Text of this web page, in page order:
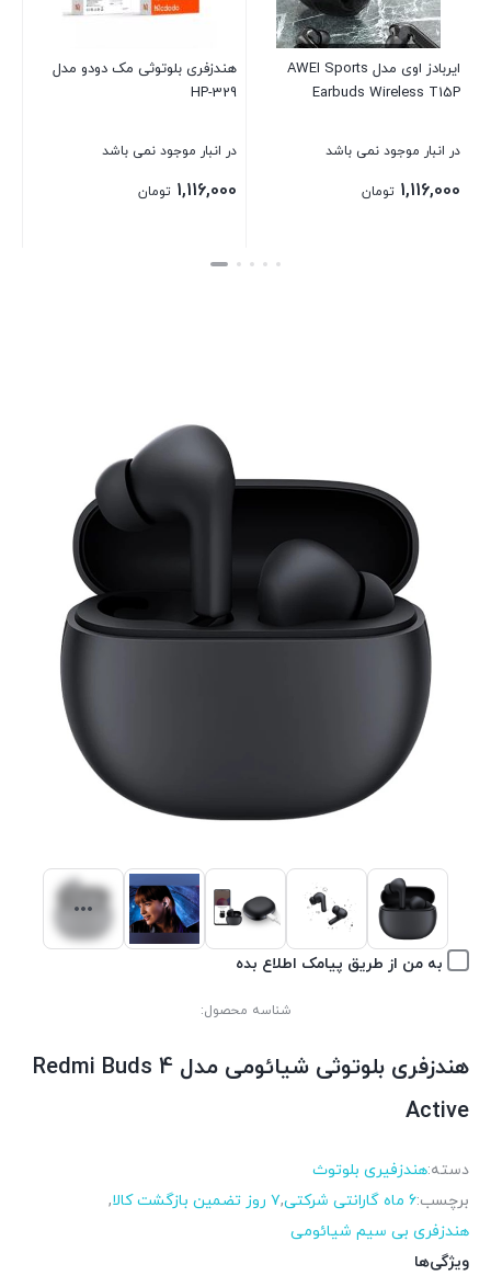
ایربادز اوی مدل AWEI Sports
Earbuds Wireless T15P
در انبار موجود نمی باشد
1,116,000 تومان
هندزفری بلوتوثی مک دودو مدل
HP-329
در انبار موجود نمی باشد
1,116,000 تومان
بستن
به من از طریق پیامک اطلاع بده
شناسه محصول:
هندزفری بلوتوثی شیائومی مدل Redmi Buds 4
Active
دسته:هندزفیری بلوتوث
برچسب:6 ماه گارانتی شرکتی ,۷ روز تضمین بازگشت کالا
,
هندزفری بی سیم شیائومی
ویژگی‌ها